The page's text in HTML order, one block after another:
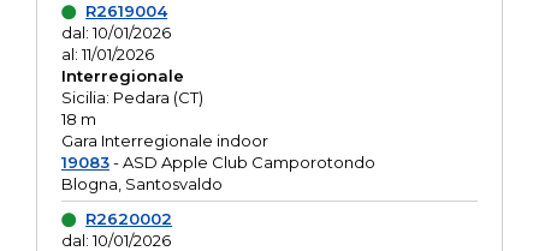
R2619004
dal: 10/01/2026
al: 11/01/2026
Interregionale
Sicilia: Pedara (CT)
18 m
Gara Interregionale indoor
19083- ASD Apple Club Camporotondo
Blogna, Santosvaldo
R2620002
dal: 10/01/2026